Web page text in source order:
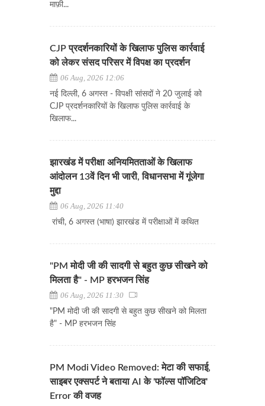
माफ़ी...
CJP प्रदर्शनकारियों के खिलाफ पुलिस कार्रवाई
को लेकर संसद परिसर में विपक्ष का प्रदर्शन
06 Aug, 2026 12:06
नई दिल्ली, 6 अगस्त - विपक्षी सांसदों ने 20 जुलाई को
CJP प्रदर्शनकारियों के खिलाफ पुलिस कार्रवाई के
खिलाफ...
झारखंड में परीक्षा अनियमितताओं के खिलाफ
आंदोलन 13वें दिन भी जारी, विधानसभा में गूंजेगा
मुद्दा
06 Aug, 2026 11:40
रांची, 6 अगस्त (भाषा) झारखंड में परीक्षाओं में कथित
"PM मोदी जी की सादगी से बहुत कुछ सीखने को
मिलता है" - MP हरभजन सिंह
06 Aug, 2026 11:30
"PM मोदी जी की सादगी से बहुत कुछ सीखने को मिलता
है" - MP हरभजन सिंह
PM Modi Video Removed: मेटा की सफाई,
साइबर एक्सपर्ट ने बताया AI के 'फॉल्स पॉजिटिव'
Error की वजह